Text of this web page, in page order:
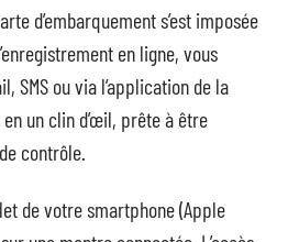
d’embarquement s’est imposée
en ligne, vous
SMS ou via l’application de la
un clin d’œil, prête à être
contrôle.
de votre smartphone (Apple